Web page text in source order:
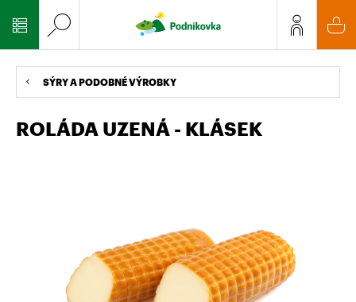
SÝRY A PODOBNÉ VÝROBKY
ROLÁDA UZENÁ - KLÁSEK